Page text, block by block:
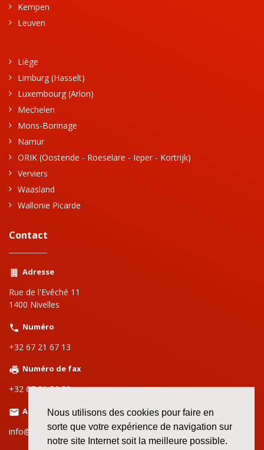
Nous utilisons des cookies pour faire en
sorte que votre expérience de navigation sur
notre site Internet soit la meilleure possible.
Kempen
Leuven
Liège
Limburg (Hasselt)
Luxembourg (Arlon)
Mechelen
Mons-Borinage
Namur
ORIK (Oostende - Roeselare - Ieper - Kortrijk)
Verviers
Waasland
Wallonie Picarde
Contact
Adresse
Rue de l'Evêché 11
1400 Nivelles
Numéro
+32 67 21 67 13
Numéro de fax
+32 67 21 86 80
Adresse email
info@setcabw.org